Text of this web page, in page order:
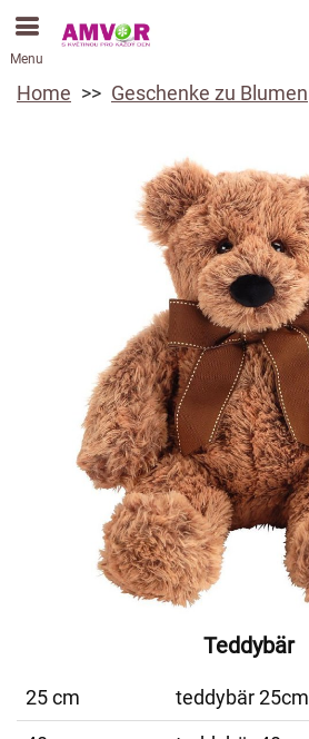
Menu
Home Geschenke zu Blumen
Teddybär
25 cm
teddybär 25cm